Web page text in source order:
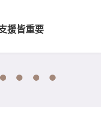
援皆重要
6 7 8 9